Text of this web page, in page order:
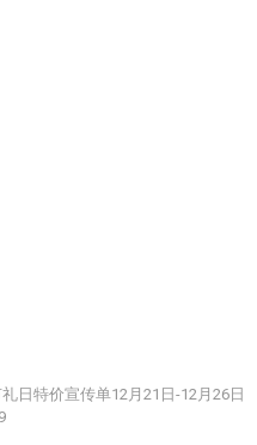
日特价宣传单12月21日-12月26日